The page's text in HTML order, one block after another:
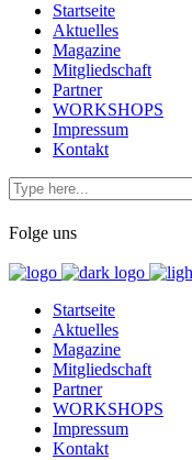
Startseite
Aktuelles
Magazine
Mitgliedschaft
Partner
WORKSHOPS
Impressum
Kontakt
Folge uns
Startseite
Aktuelles
Magazine
Mitgliedschaft
Partner
WORKSHOPS
Impressum
Kontakt